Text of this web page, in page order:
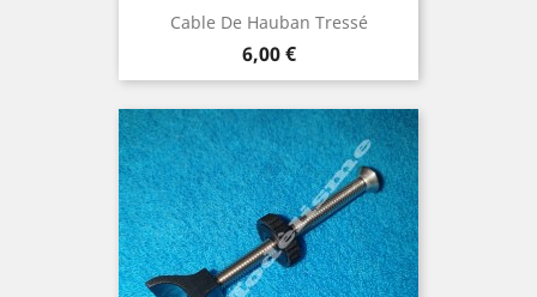
Cable De Hauban Tressé
Prix
6,00 €